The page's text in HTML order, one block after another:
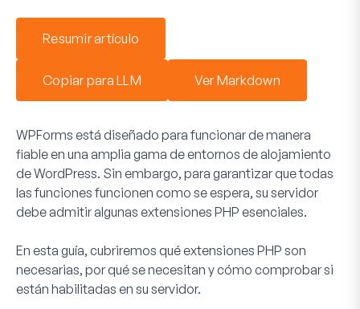
Resumir artículo
Copiar para LLM Ver Markdown
WPForms está diseñado para funcionar de manera
fiable en una amplia gama de entornos de alojamiento
de WordPress. Sin embargo, para garantizar que todas
las funciones funcionen como se espera, su servidor
debe admitir algunas extensiones PHP esenciales.
En esta guía, cubriremos qué extensiones PHP son
necesarias, por qué se necesitan y cómo comprobar si
están habilitadas en su servidor.